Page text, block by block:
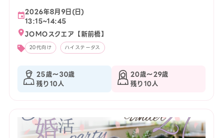
2026年8月9日(日)
13:15~14:45
JOMOスクエア【新前橋】
20代向け ハイステータス
25歳〜30歳
残り10人
20歳〜29歳
残り10人